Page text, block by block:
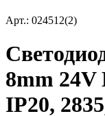
Арт.: 024512(2)
8mm 24V
IP20,